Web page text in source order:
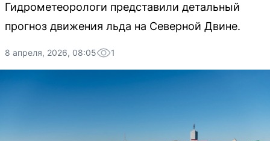
Гидрометеорологи представили детальный
прогноз движения льда на Северной Двине.
8 апреля, 2026, 08:05 1